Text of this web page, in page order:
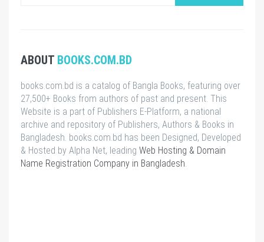
ABOUT BOOKS.COM.BD
books.com.bd is a catalog of Bangla Books, featuring over
27,500+ Books from authors of past and present. This
Website is a part of Publishers E-Platform, a national
archive and repository of Publishers, Authors & Books in
Bangladesh. books.com.bd has been Designed, Developed
& Hosted by Alpha Net, leading Web Hosting & Domain
Name Registration Company in Bangladesh